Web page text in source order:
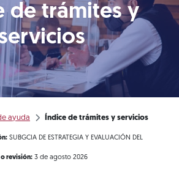
de trámites y
ayuda Índice de trámites y servicios
SUBGCIA DE ESTRATEGIA Y EVALUACIÓN DEL
o revisión: 3 de agosto 2026